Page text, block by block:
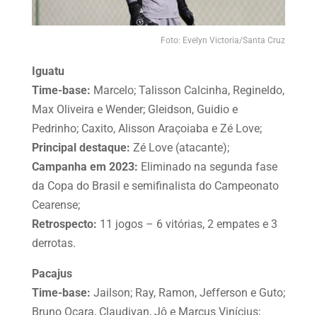
Foto: Evelyn Victoria/Santa Cruz
Iguatu
Time-base: Marcelo; Talisson Calcinha, Regineldo,
Max Oliveira e Wender; Gleidson, Guidio e
Pedrinho; Caxito, Alisson Araçoiaba e Zé Love;
Principal destaque: Zé Love (atacante);
Campanha em 2023: Eliminado na segunda fase
da Copa do Brasil e semifinalista do Campeonato
Cearense;
Retrospecto: 11 jogos – 6 vitórias, 2 empates e 3
derrotas.
Pacajus
Time-base: Jailson; Ray, Ramon, Jefferson e Guto;
Bruno Ocara, Claudivan, Jô e Marcus Vinícius;